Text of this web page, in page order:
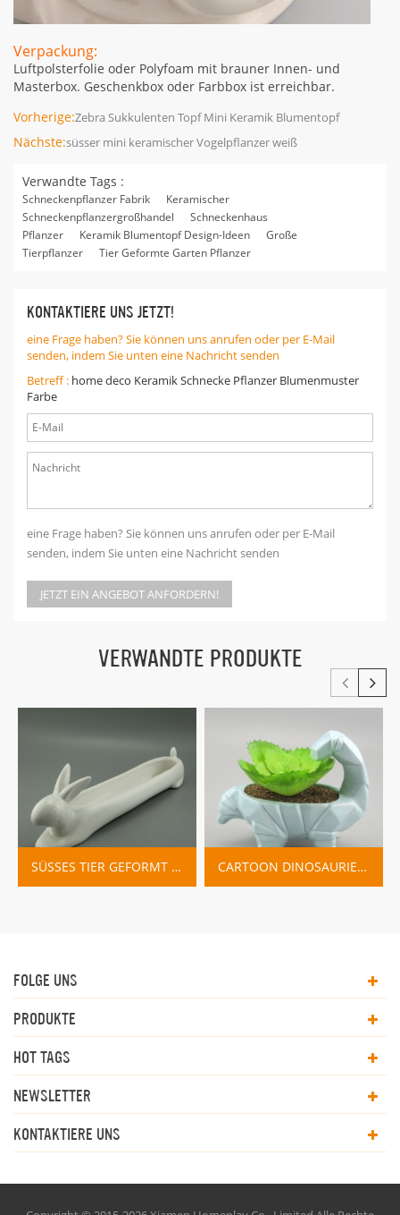
Verpackung:
Luftpolsterfolie oder Polyfoam mit brauner Innen- und
Masterbox. Geschenkbox oder Farbbox ist erreichbar.
Vorherige:Zebra Sukkulenten Topf Mini Keramik Blumentopf
Nächste:süsser mini keramischer Vogelpflanzer weiß
Verwandte Tags :
Schneckenpflanzer Fabrik
Keramischer
Schneckenpflanzergroßhandel
Schneckenhaus
Pflanzer
Keramik Blumentopf Design-Ideen
Große
Tierpflanzer
Tier Geformte Garten Pflanzer
KONTAKTIERE UNS JETZT!
eine Frage haben? Sie können uns anrufen oder per E-Mail
senden, indem Sie unten eine Nachricht senden
Betreff : home deco Keramik Schnecke Pflanzer Blumenmuster
Farbe
eine Frage haben? Sie können uns anrufen oder per E-Mail
senden, indem Sie unten eine Nachricht senden
JETZT EIN ANGEBOT ANFORDERN!
VERWANDTE PRODUKTE
SÜSSES TIER GEFORMT CARTOON DEKORATION PFLANZER BLUMENTÖPFE CARTOON DINOSAURIER KERAMIK PFLANZER TÖPFE
FOLGE UNS
PRODUKTE
HOT TAGS
NEWSLETTER
KONTAKTIERE UNS